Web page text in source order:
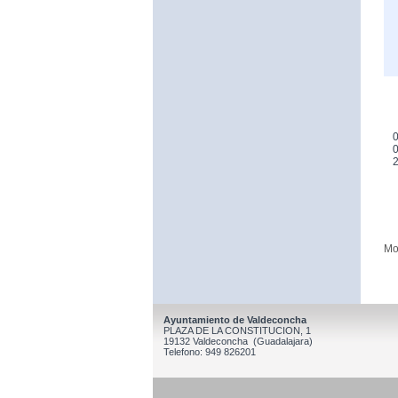
Ayuntamiento de Valdeconcha
PLAZA DE LA CONSTITUCION, 1
19132 Valdeconcha (Guadalajara)
Telefono: 949 826201